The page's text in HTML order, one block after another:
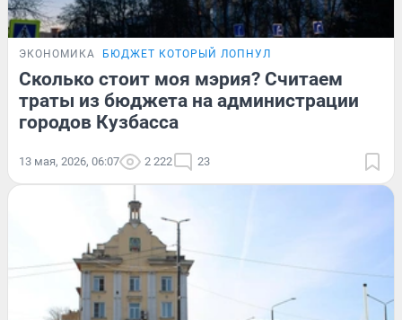
ЭКОНОМИКА БЮДЖЕТ КОТОРЫЙ ЛОПНУЛ
Сколько стоит моя мэрия? Считаем
траты из бюджета на администрации
городов Кузбасса
13 мая, 2026, 06:07 2 222 23